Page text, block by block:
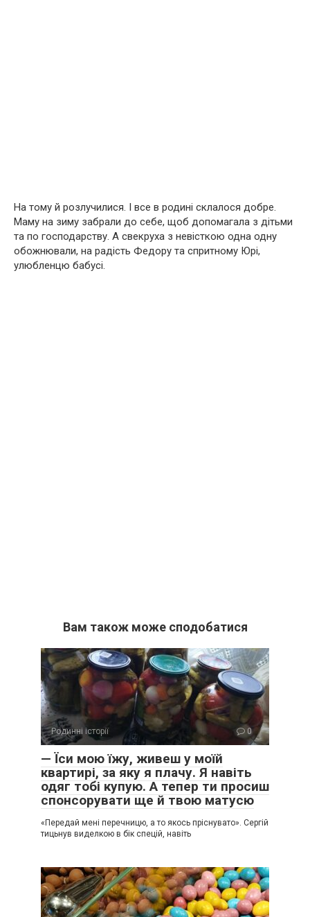
На тому й розлучилися. І все в родині склалося добре.
Маму на зиму забрали до себе, щоб допомагала з дітьми
та по господарству. А свекруха з невісткою одна одну
обожнювали, на радість Федору та спритному Юрі,
улюбленцю бабусі.
Вам також може сподобатися
Родинні історії 0
— Їси мою їжу, живеш у моїй
квартирі, за яку я плачу. Я навіть
одяг тобі купую. А тепер ти просиш
спонсорувати ще й твою матусю
«Передай мені перечницю, а то якось пріснувато». Сергій
тицьнув виделкою в бік спецій, навіть